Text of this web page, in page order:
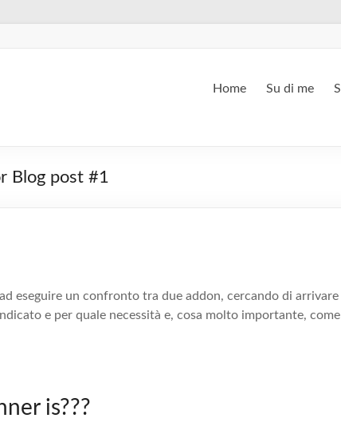
Home Su di me
Blog post #1
eseguire un confronto tra due addon, cercando di
e per quale necessità e, cosa molto importante,
is???